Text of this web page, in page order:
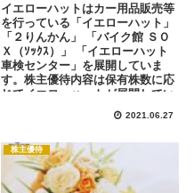
イエローハットはカー用品販売等
を行っている「イエローハット」
「２りんかん」 「バイク館 ＳＯ
Ｘ（ｿｯｸｽ）」 「イエローハット
車検センター」を展開していま
す。株主優待内容は保有株数に応
じてイエローハットが展開してい
る店舗で使用できる割引券を年２
2021.06.27
株主優待